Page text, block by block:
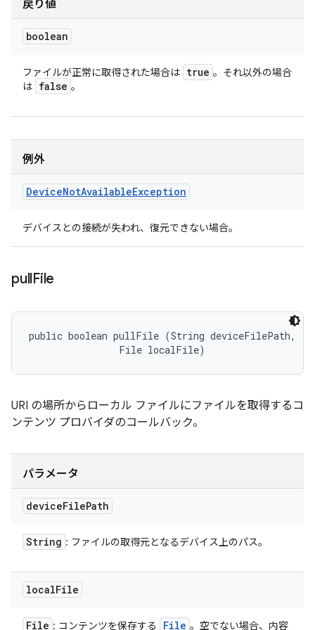
戻り値
boolean
ファイルが正常に取得された場合は true 。それ以外の場合
は false 。
例外
DeviceNotAvailableException
デバイスとの接続が失われ、復元できない場合。
pullFile
public boolean pullFile (String deviceFilePath,
                File localFile)
URI の場所からローカル ファイルにファイルを取得するコ
ンテンツ プロバイダのコールバック。
パラメータ
deviceFilePath
String : ファイルの取得元となるデバイス上のパス。
localFile
File : コンテンツを保存する File 。空でない場合、内容